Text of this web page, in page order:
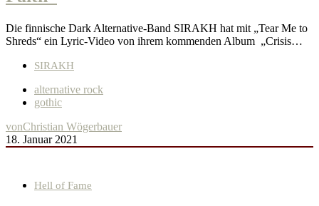
Die finnische Dark Alternative-Band SIRAKH hat mit „Tear Me to
Shreds“ ein Lyric-Video von ihrem kommenden Album „Crisis…
SIRAKH
alternative rock
gothic
vonChristian Wögerbauer
18. Januar 2021
Hell of Fame